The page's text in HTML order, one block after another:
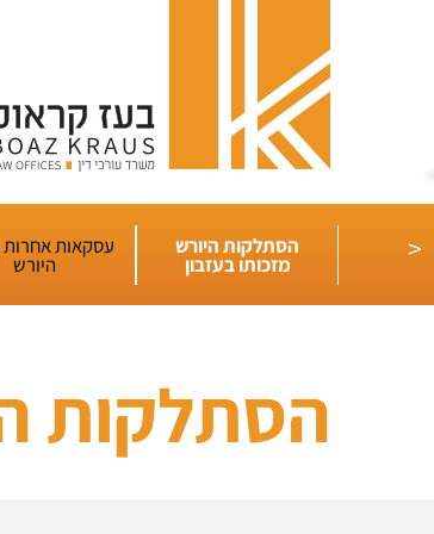
< הסתלקות היורש
מזכותו בעזבון
עסקאות אחרות
היורש
הסתלקות